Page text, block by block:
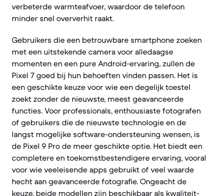
verbeterde warmteafvoer, waardoor de telefoon
minder snel oververhit raakt.
Gebruikers die een betrouwbare smartphone zoeken
met een uitstekende camera voor alledaagse
momenten en een pure Android-ervaring, zullen de
Pixel 7 goed bij hun behoeften vinden passen. Het is
een geschikte keuze voor wie een degelijk toestel
zoekt zonder de nieuwste, meest geavanceerde
functies. Voor professionals, enthousiaste fotografen
of gebruikers die de nieuwste technologie en de
langst mogelijke software-ondersteuning wensen, is
de Pixel 9 Pro de meer geschikte optie. Het biedt een
completere en toekomstbestendigere ervaring, vooral
voor wie veeleisende apps gebruikt of veel waarde
hecht aan geavanceerde fotografie. Ongeacht de
keuze, beide modellen zijn beschikbaar als kwaliteit-